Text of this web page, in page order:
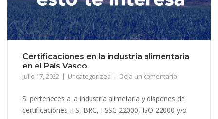
Certificaciones en la industria alimentaria
en el País Vasco
julio 17, 2022 Uncategorized Deja un comentario
Si perteneces a la industria alimetaria y dispones de
certificaciones IFS, BRC, FSSC 22000, ISO 22000 y/o